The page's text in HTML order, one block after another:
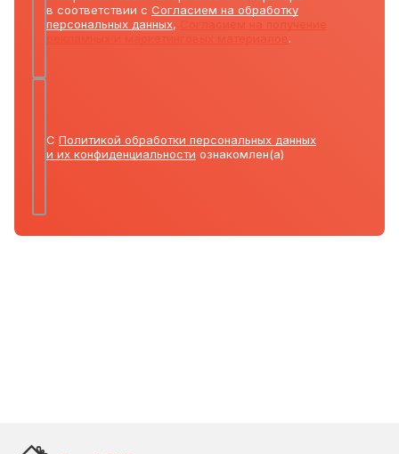
в соответствии с Согласием на обработку
персональных данных,
.
С Политикой обработки персональных данных
и их конфиденциальности ознакомлен(а)